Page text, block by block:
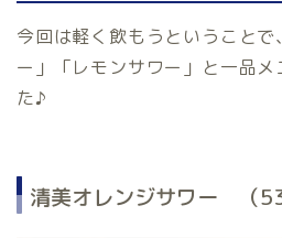
今回は軽く飲もうということ
ー」「レモンサワー」と一品
た♪
清美オレンジサワー （